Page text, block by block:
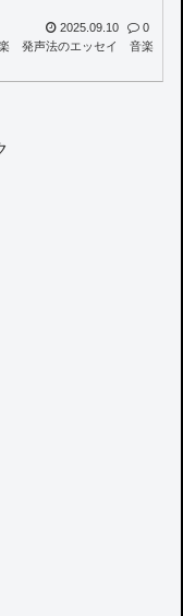
2025.09.10
0
発声法のエッセイ 音楽